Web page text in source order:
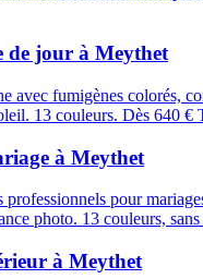
de jour à Meythet
avec fumigènes colorés,
13 couleurs. Dès 640 €
à Meythet
professionnels pour
photo. 13 couleurs, sans
à Meythet